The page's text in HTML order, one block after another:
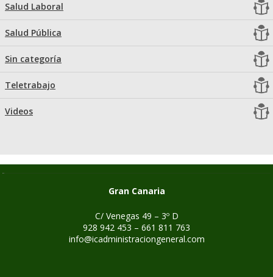
Salud Laboral
Salud Pública
Sin categoría
Teletrabajo
Videos
Gran Canaria
C/ Venegas 49 – 3º D
928 942 453 – 661 811 763
info@icadministraciongeneral.com